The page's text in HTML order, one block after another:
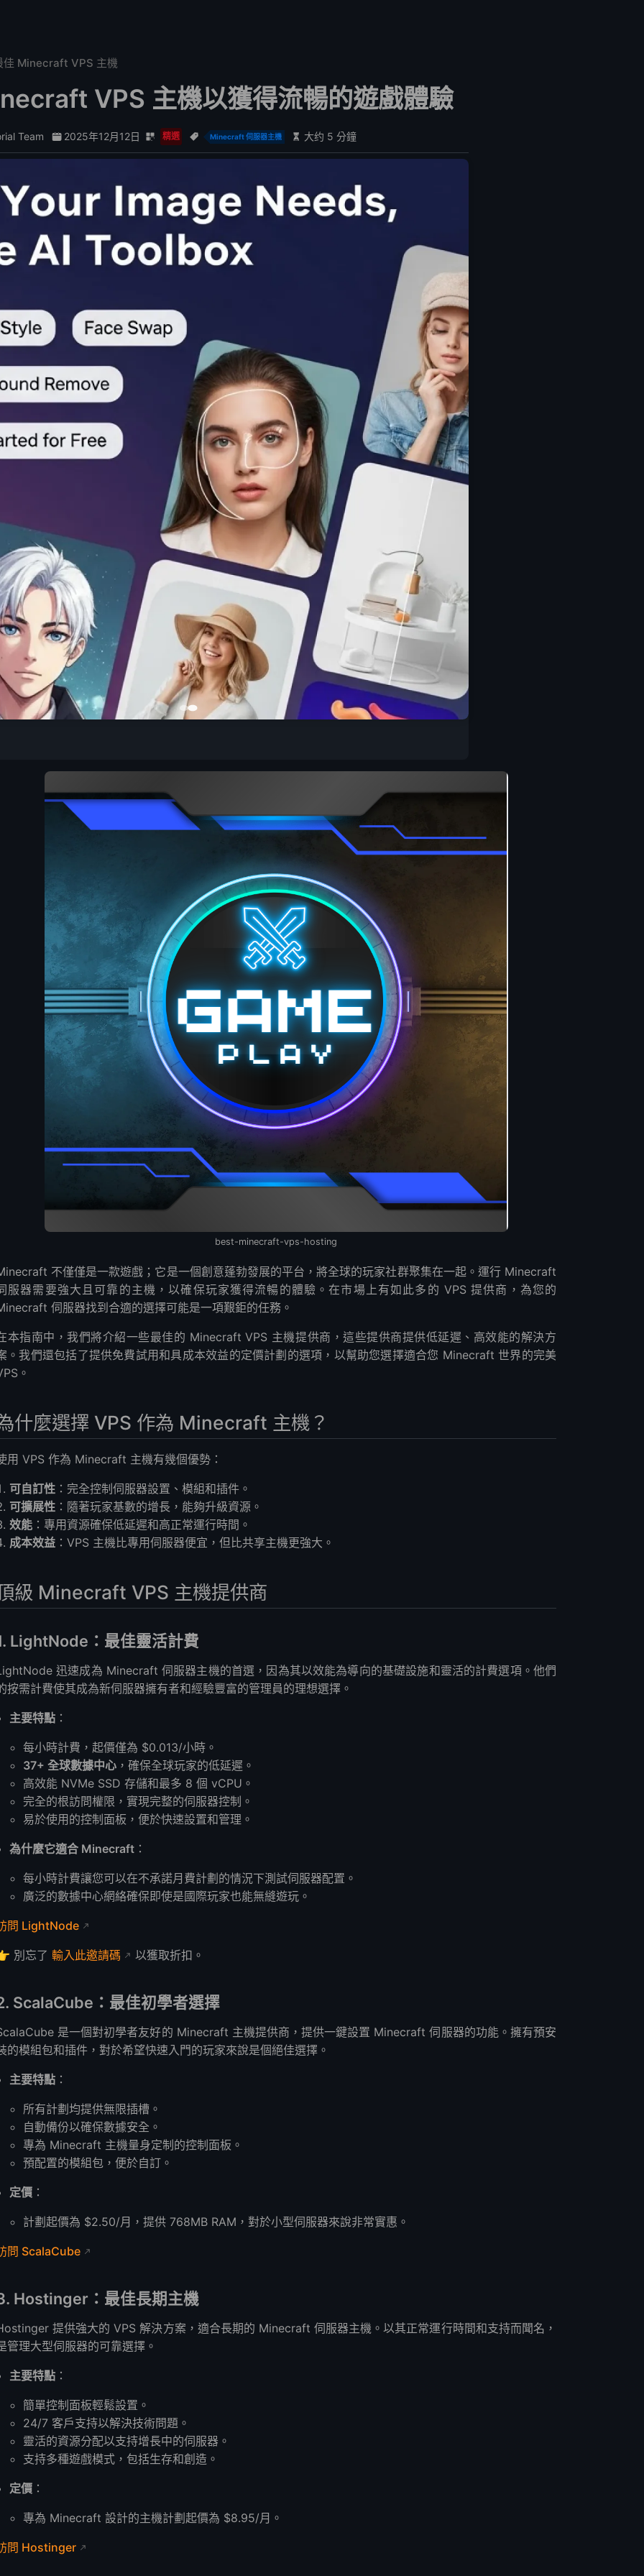
佳 Minecraft VPS 主機
VPS 主機以獲得流暢的遊戲體驗
Team 2025年12月12日 精選 Minecraft 伺服器主機 大约 5 分鐘
為 Minecraft 主機？
適合 Minecraft 嗎？
卡的情況下使用 VPS 嗎？
薦規格是什麼？
用模組和插件嗎？
服器可靠嗎？
best-minecraft-vps-hosting
不僅僅是一款遊戲；它是一個創意蓬勃發展的平台，將全球的玩家社群聚集在一起。運行 Minecraft
服器需要強大且可靠的主機，以確保玩家獲得流暢的體驗。在市場上有如此多的 VPS 提供商，為您的
伺服器找到合適的選擇可能是一項艱鉅的任務。
本指南中，我們將介紹一些最佳的 Minecraft VPS 主機提供商，這些提供商提供低延遲、高效能的解決方
。我們還包括了提供免費試用和具成本效益的定價計劃的選項，以幫助您選擇適合您 Minecraft 世界的完美
。
什麼選擇 VPS 作為 Minecraft 主機？
用 VPS 作為 Minecraft 主機有幾個優勢：
可自訂性 ：完全控制伺服器設置、模組和插件。
可擴展性 ：隨著玩家基數的增長，能夠升級資源。
效能 ：專用資源確保低延遲和高正常運行時間。
成本效益 ：VPS 主機比專用伺服器便宜，但比共享主機更強大。
級 Minecraft VPS 主機提供商
LightNode：最佳靈活計費
迅速成為 Minecraft 伺服器主機的首選，因為其以效能為導向的基礎設施和靈活的計費選項。他們
按需計費使其成為新伺服器擁有者和經驗豐富的管理員的理想選擇。
主要特點 ：
每小時計費，起價僅為 $0.013/小時。
37+ 全球數據中心 ，確保全球玩家的低延遲。
高效能 NVMe SSD 存儲和最多 8 個 vCPU。
完全的根訪問權限，實現完整的伺服器控制。
易於使用的控制面板，便於快速設置和管理。
為什麼它適合 Minecraft ：
每小時計費讓您可以在不承諾月費計劃的情況下測試伺服器配置。
廣泛的數據中心網絡確保即使是國際玩家也能無縫遊玩。
問 LightNode
別忘了 輸入此邀請碼 以獲取折扣。
ScalaCube：最佳初學者選擇
是一個對初學者友好的 Minecraft 主機提供商，提供一鍵設置 Minecraft 伺服器的功能。擁有預安
的模組包和插件，對於希望快速入門的玩家來說是個絕佳選擇。
主要特點 ：
所有計劃均提供無限插槽。
自動備份以確保數據安全。
專為 Minecraft 主機量身定制的控制面板。
預配置的模組包，便於自訂。
定價 ：
計劃起價為 $2.50/月，提供 768MB RAM，對於小型伺服器來說非常實惠。
問 ScalaCube
Hostinger：最佳長期主機
提供強大的 VPS 解決方案，適合長期的 Minecraft 伺服器主機。以其正常運行時間和支持而聞名，
管理大型伺服器的可靠選擇。
主要特點 ：
簡單控制面板輕鬆設置。
24/7 客戶支持以解決技術問題。
靈活的資源分配以支持增長中的伺服器。
支持多種遊戲模式，包括生存和創造。
定價 ：
專為 Minecraft 設計的主機計劃起價為 $8.95/月。
問 Hostinger